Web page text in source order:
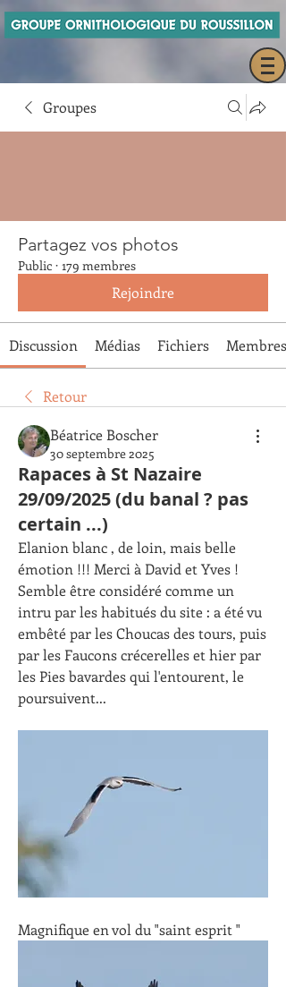
Groupes
Partagez vos photos
Public · 179 membres
Rejoindre
Discussion Médias Fichiers Membres
Retour
Béatrice Boscher
30 septembre 2025
Rapaces à St Nazaire
29/09/2025 (du banal ? pas
certain ...)
Elanion blanc , de loin, mais belle
émotion !!! Merci à David et Yves !
Semble être considéré comme un
intru par les habitués du site : a été vu
embêté par les Choucas des tours, puis
par les Faucons crécerelles et hier par
les Pies bavardes qui l'entourent, le
poursuivent...
Magnifique en vol du "saint esprit "